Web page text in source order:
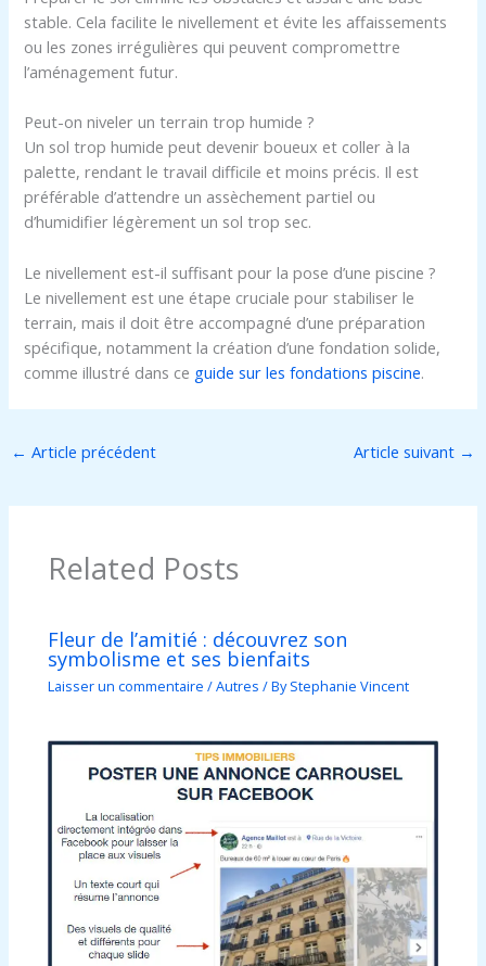
stable. Cela facilite le nivellement et évite les affaissements
ou les zones irrégulières qui peuvent compromettre
l’aménagement futur.
Peut-on niveler un terrain trop humide ?
Un sol trop humide peut devenir boueux et coller à la
palette, rendant le travail difficile et moins précis. Il est
préférable d’attendre un assèchement partiel ou
d’humidifier légèrement un sol trop sec.
Le nivellement est-il suffisant pour la pose d’une piscine ?
Le nivellement est une étape cruciale pour stabiliser le
terrain, mais il doit être accompagné d’une préparation
spécifique, notamment la création d’une fondation solide,
comme illustré dans ce guide sur les fondations piscine.
← Article précédent Article suivant →
Related Posts
Fleur de l’amitié : découvrez son
symbolisme et ses bienfaits
Laisser un commentaire /Autres / ByStephanie Vincent